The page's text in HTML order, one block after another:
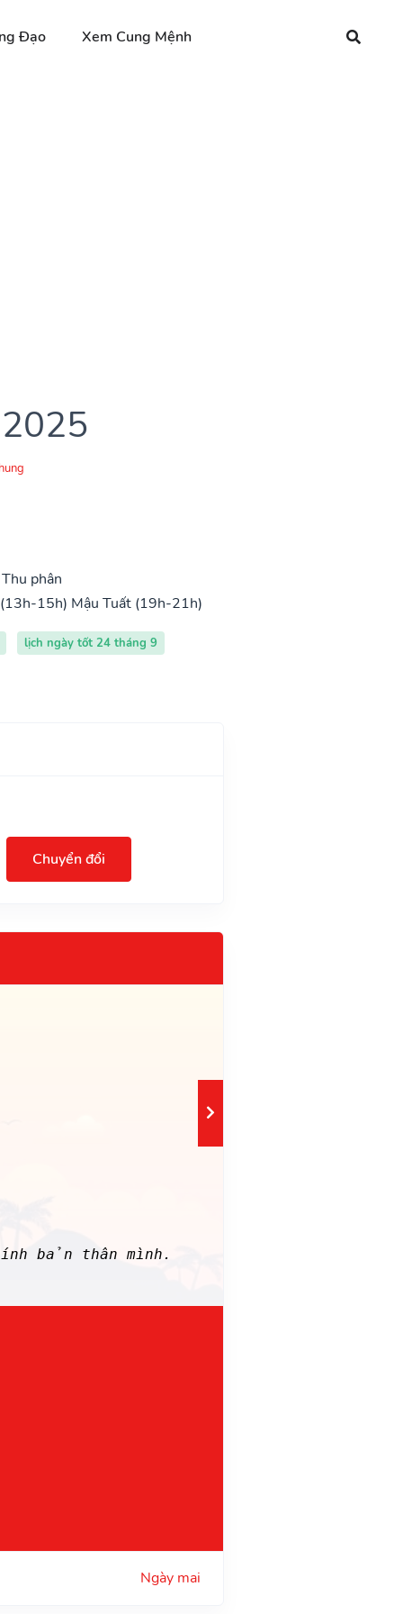
Đạo Xem Cung Mệnh
phân
15h) Mậu Tuất (19h-21h)
lịch ngày tốt 24 tháng 9
Chuyển đổi
bản thân mình.
Ngày mai